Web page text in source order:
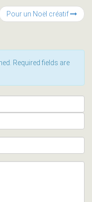
Pour un Noël créatif
Required fields are